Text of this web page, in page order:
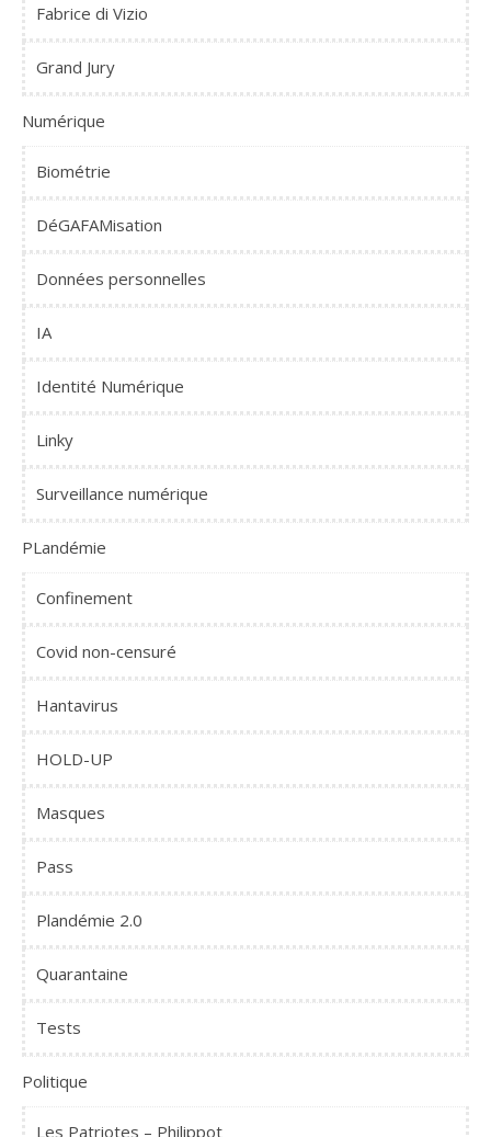
Fabrice di Vizio
Grand Jury
Numérique
Biométrie
DéGAFAMisation
Données personnelles
IA
Identité Numérique
Linky
Surveillance numérique
PLandémie
Confinement
Covid non-censuré
Hantavirus
HOLD-UP
Masques
Pass
Plandémie 2.0
Quarantaine
Tests
Politique
Les Patriotes – Philippot